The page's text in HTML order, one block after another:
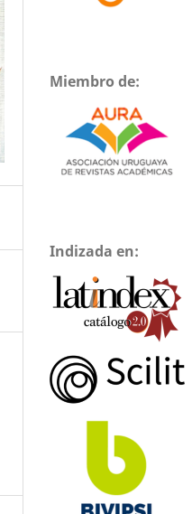
Miembro de:
Indizada en: